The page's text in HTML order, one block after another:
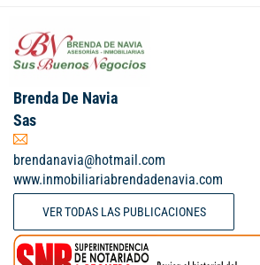
Brenda De Navia
Sas
brendanavia@hotmail.com
www.inmobiliariabrendadenavia.com
VER TODAS LAS PUBLICACIONES